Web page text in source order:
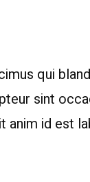
qui
sint
anim id est